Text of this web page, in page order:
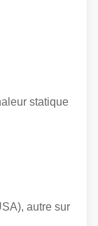
statique
autre sur